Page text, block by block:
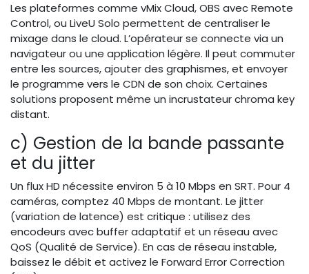
Les plateformes comme vMix Cloud, OBS avec Remote
Control, ou LiveU Solo permettent de centraliser le
mixage dans le cloud. L’opérateur se connecte via un
navigateur ou une application légère. Il peut commuter
entre les sources, ajouter des graphismes, et envoyer
le programme vers le CDN de son choix. Certaines
solutions proposent même un incrustateur chroma key
distant.
c) Gestion de la bande passante
et du jitter
Un flux HD nécessite environ 5 à 10 Mbps en SRT. Pour 4
caméras, comptez 40 Mbps de montant. Le jitter
(variation de latence) est critique : utilisez des
encodeurs avec buffer adaptatif et un réseau avec
QoS (Qualité de Service). En cas de réseau instable,
baissez le débit et activez le Forward Error Correction